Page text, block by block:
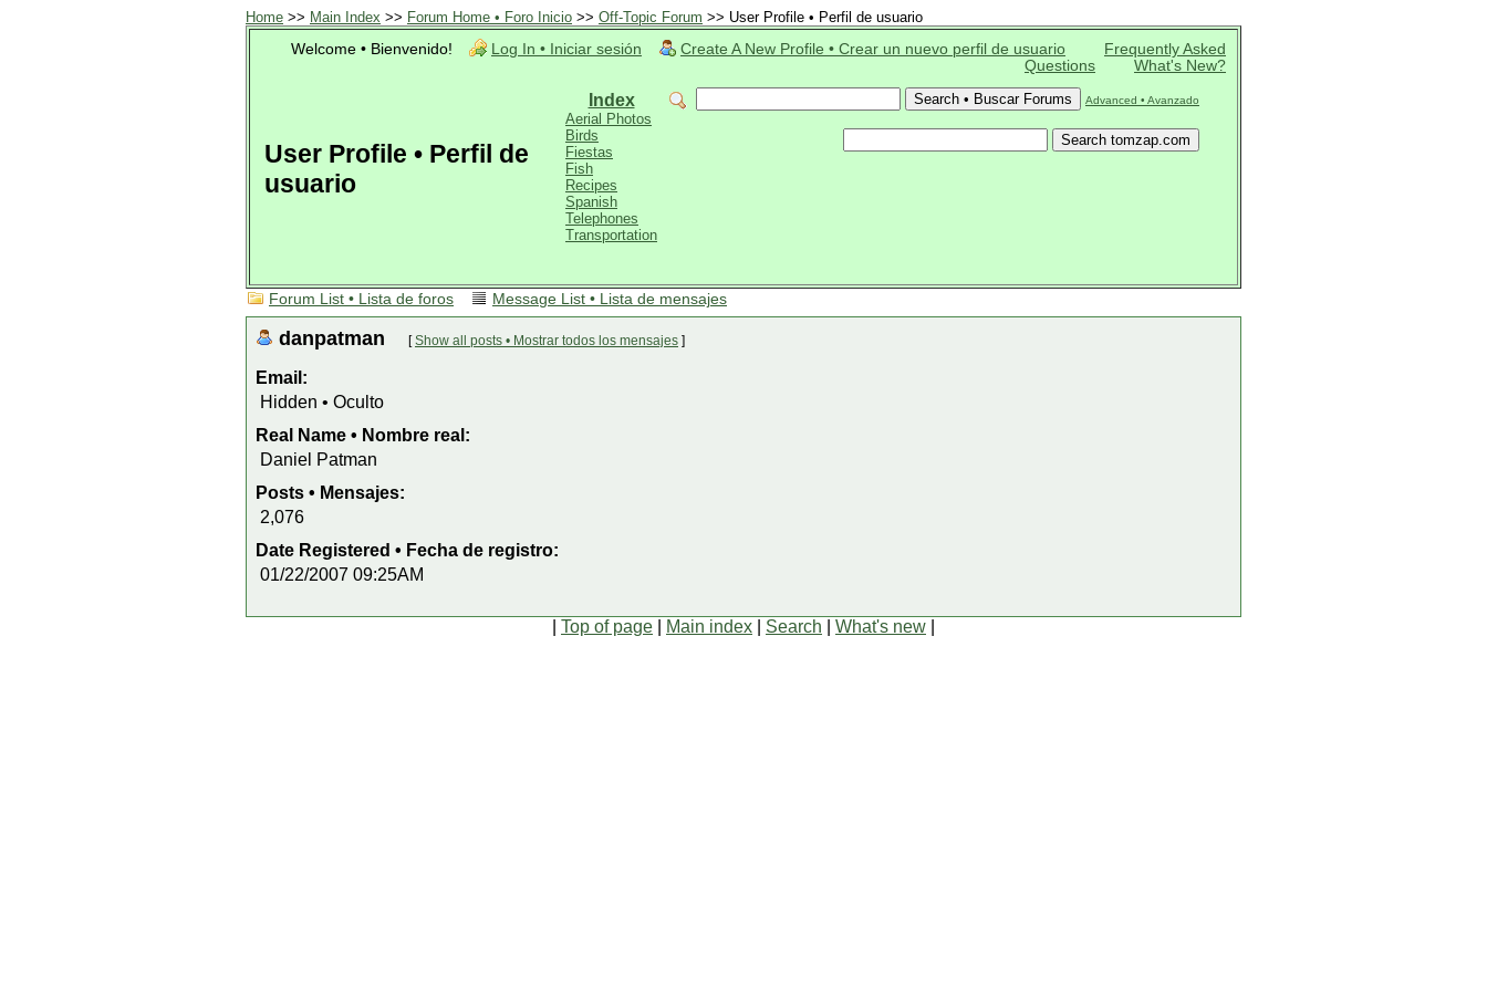
Home >> Main Index >> Forum Home • Foro Inicio >> Off-Topic Forum >> User Profile • Perfil de usuario
Welcome • Bienvenido!
Log In • Iniciar sesión Create A New Profile • Crear un nuevo perfil de usuario
Frequently Asked
Questions
What's New?
Advanced • Avanzado
User Profile • Perfil de
usuario
Index
Aerial Photos
Birds
Fiestas
Fish
Recipes
Spanish
Telephones
Transportation
Forum List • Lista de foros Message List • Lista de mensajes
danpatman [Show all posts • Mostrar todos los mensajes ]
Email:
Hidden • Oculto
Real Name • Nombre real:
Daniel Patman
Posts • Mensajes:
2,076
Date Registered • Fecha de registro:
01/22/2007 09:25AM
Top of page Main index Search What's new